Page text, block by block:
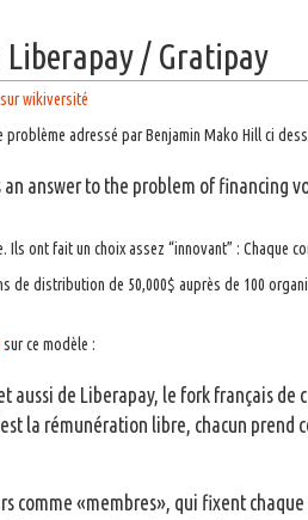
/ Gratipay
wikiversité
adressé par Benjamin Mako Hill ci
answer to the problem of financing
ont fait un choix assez “innovant” : Chaque
de distribution de 50,000$ auprès de 100
sur ce modèle :
aussi de Liberapay, le fork français
la rémunération libre, chacun prend
comme «membres», qui fixent